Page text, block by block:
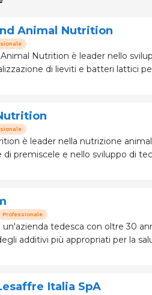
Animal Nutrition
Nutrition è leader nello
di lieviti e batteri lattici
e fornisce soluzioni naturali
è leader nella nutrizione
di premiscele e nello sviluppo di
Qualità, innovazione e
Professionale
tedesca con oltre 30
additivi più appropriati per la
È impegnata in una crescita e in
Italia SpA